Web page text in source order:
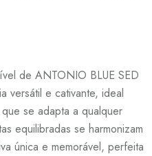
de ANTONIO BLUE SED
versátil e cativante, ideal
se adapta a qualquer
equilibradas se harmonizam
única e memorável, perfeita